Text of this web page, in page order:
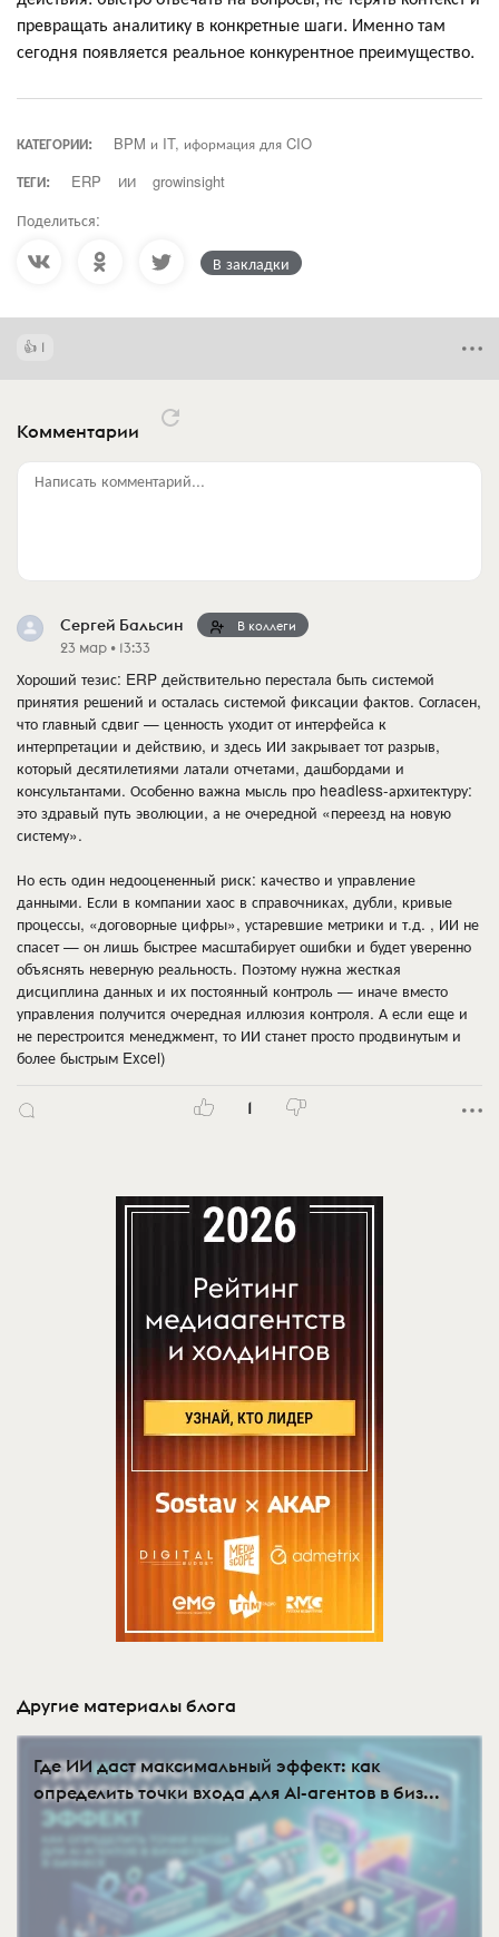
превращать аналитику в конкретные шаги. Именно там
сегодня появляется реальное конкурентное преимущество.
КАТЕГОРИИ:
BPM и IT, иформация для CIO
ТЕГИ:
ERP ИИ growinsight
Поделиться:
В закладки
1
Комментарии
Написать комментарий...
Сергей Бальсин В коллеги
23 мар • 13:33
Хороший тезис: ERP действительно перестала быть системой
принятия решений и осталась системой фиксации фактов. Согласен,
что главный сдвиг — ценность уходит от интерфейса к
интерпретации и действию, и здесь ИИ закрывает тот разрыв,
который десятилетиями латали отчетами, дашбордами и
консультантами. Особенно важна мысль про headless-архитектуру:
это здравый путь эволюции, а не очередной «переезд на новую
систему».
Но есть один недооцененный риск: качество и управление
данными. Если в компании хаос в справочниках, дубли, кривые
процессы, «договорные цифры», устаревшие метрики и т.д. , ИИ не
спасет — он лишь быстрее масштабирует ошибки и будет уверенно
объяснять неверную реальность. Поэтому нужна жесткая
дисциплина данных и их постоянный контроль — иначе вместо
управления получится очередная иллюзия контроля. А если еще и
не перестроится менеджмент, то ИИ станет просто продвинутым и
более быстрым Excel)
1
Другие материалы блога
Где ИИ даст максимальный эффект: как
определить точки входа для AI-агентов в биз...